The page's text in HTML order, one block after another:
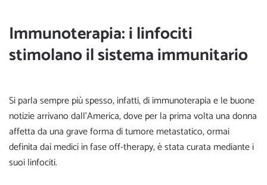
Immunoterapia: i linfociti
stimolano il sistema immunitario
Si parla sempre più spesso, infatti, di immunoterapia e le buone
notizie arrivano dall’America, dove per la prima volta una donna
affetta da una grave forma di tumore metastatico, ormai
definita dai medici in fase off-therapy, è stata curata mediante i
suoi linfociti.